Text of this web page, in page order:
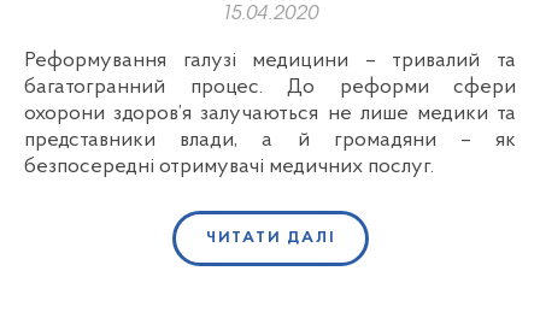
15.04.2020
Реформування галузі медицини – тривалий та
багатогранний процес. До реформи сфери
охорони здоров’я залучаються не лише медики та
представники влади, а й громадяни – як
безпосередні отримувачі медичних послуг.
ЧИТАТИ ДАЛІ